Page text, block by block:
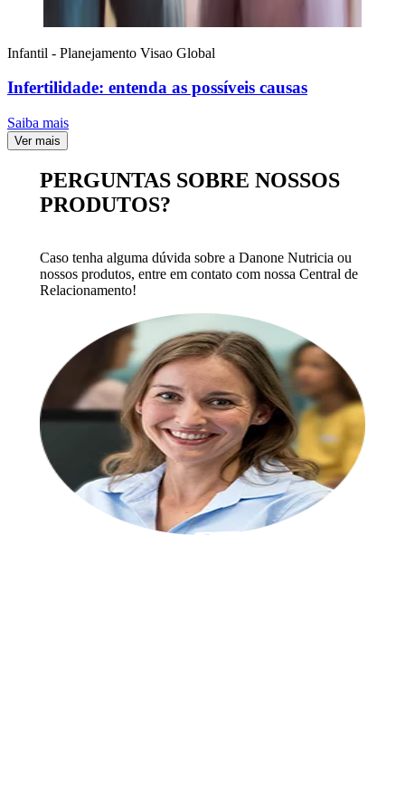
Infantil - Planejamento Visao Global
Infertilidade: entenda as possíveis causas
Saiba mais
Ver mais
PERGUNTAS SOBRE NOSSOS
PRODUTOS?
Caso tenha alguma dúvida sobre a Danone Nutricia ou
nossos produtos, entre em contato com nossa Central de
Relacionamento!